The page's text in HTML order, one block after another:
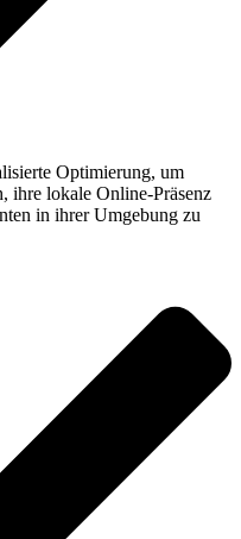
Optimierung, um
ihre lokale Online-Präsenz
in ihrer Umgebung zu